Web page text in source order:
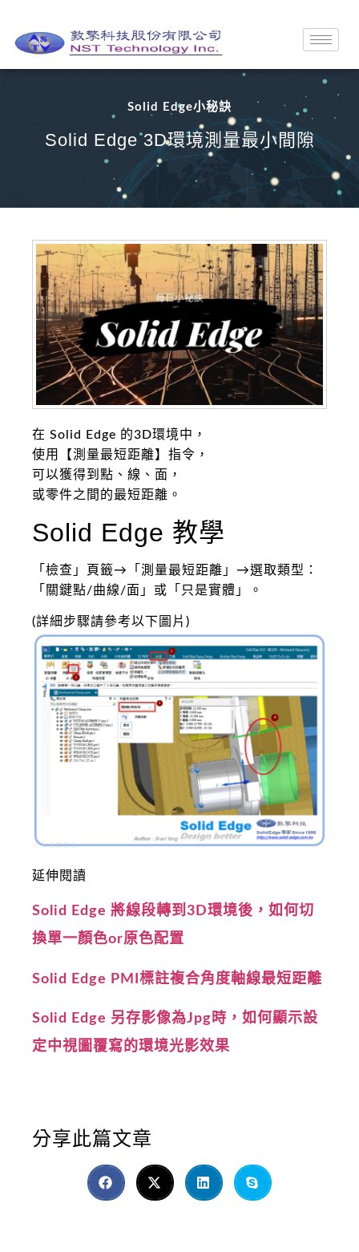
Solid Edge小秘訣
Solid Edge 3D環境測量最小間隙
在 Solid Edge 的3D環境中，
使用【測量最短距離】指令，
可以獲得到點、線、面，
或零件之間的最短距離。
Solid Edge 教學
「檢查」頁籤→「測量最短距離」→選取類型：
「關鍵點/曲線/面」或「只是實體」。
(詳細步驟請參考以下圖片)
延伸閱讀
Solid Edge 將線段轉到3D環境後，如何切
換單一顏色or原色配置
Solid Edge PMI標註複合角度軸線最短距離
Solid Edge 另存影像為Jpg時，如何顯示設
定中視圖覆寫的環境光影效果
分享此篇文章